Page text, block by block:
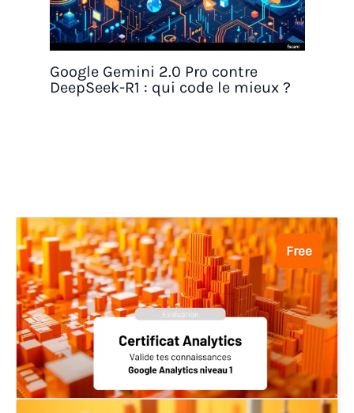
Google Gemini 2.0 Pro contre
DeepSeek-R1 : qui code le mieux ?
Free